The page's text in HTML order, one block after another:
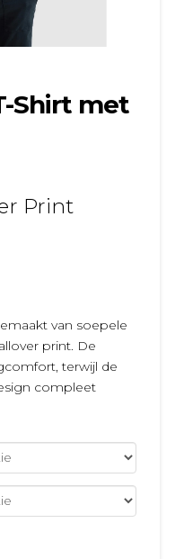
Shirt met
Print
van soepele
print. De
terwijl de
compleet